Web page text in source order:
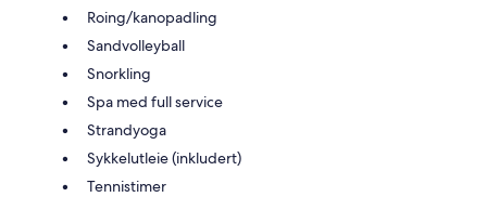
Roing/kanopadling
Sandvolleyball
Snorkling
Spa med full service
Strandyoga
Sykkelutleie (inkludert)
Tennistimer